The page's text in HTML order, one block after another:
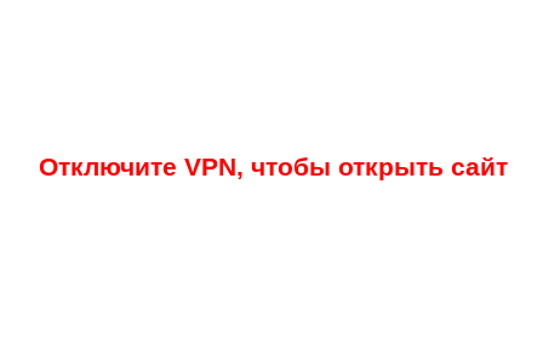
Отключите VPN, чтобы открыть сайт